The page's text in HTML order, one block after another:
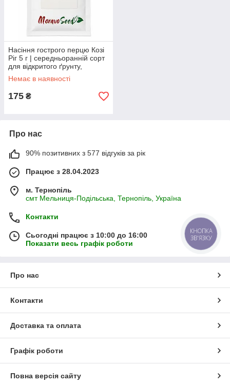
Насіння гострого перцю Козі
Ріг 5 г | середньоранній сорт
для відкритого ґрунту,
теплиць, сушіння та
консервації
Немає в наявності
175 ₴
Про нас
90% позитивних з 577 відгуків за рік
Працює з 28.04.2023
м. Тернопіль
смт Мельниця-Подільська, Тернопіль, Україна
Контакти
Сьогодні працює з 10:00 до 16:00
Показати весь графік роботи
Про нас
Контакти
Доставка та оплата
Графік роботи
Повна версія сайту
КНОПКА
ЗВ'ЯЗКУ